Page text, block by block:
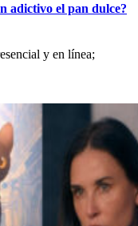
adictivo el pan dulce?
y en línea;